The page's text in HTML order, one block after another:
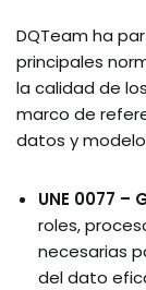
DQTeam ha
principales
la calidad de
marco de
datos y
UNE 0077
roles,
necesarias
del dato